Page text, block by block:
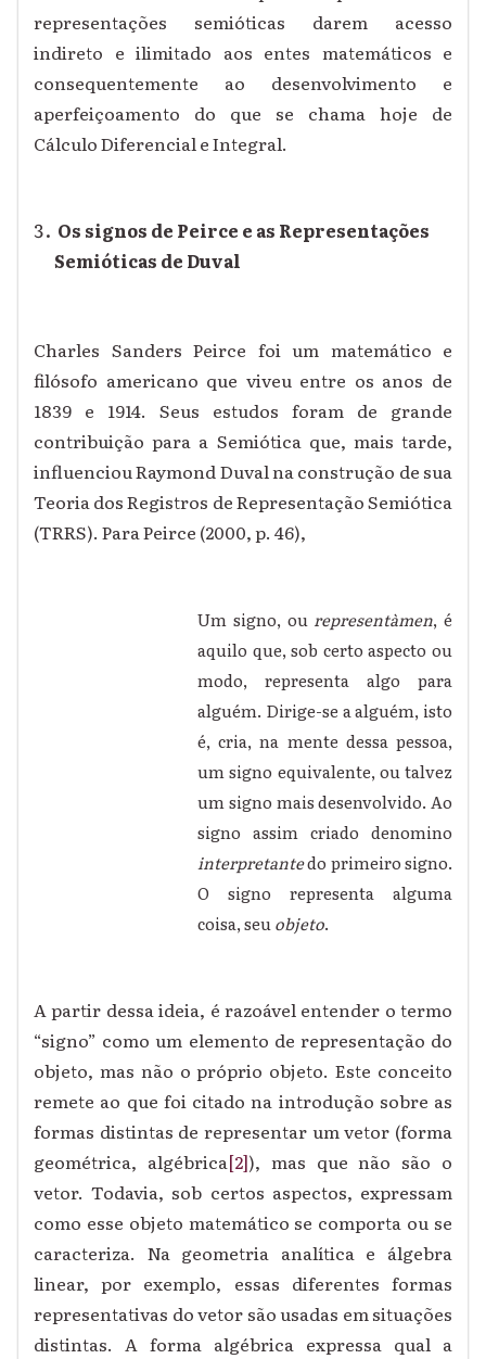
representações semióticas darem acesso
indireto e ilimitado aos entes matemáticos e
consequentemente ao desenvolvimento e
aperfeiçoamento do que se chama hoje de
Cálculo Diferencial e Integral.
Os signos de Peirce e as Representações
Semióticas de Duval
Charles Sanders Peirce foi um matemático e
filósofo americano que viveu entre os anos de
1839 e 1914. Seus estudos foram de grande
contribuição para a Semiótica que, mais tarde,
influenciou Raymond Duval na construção de sua
Teoria dos Registros de Representação Semiótica
(TRRS). Para Peirce (2000, p. 46),
Um signo, ou representàmen, é
aquilo que, sob certo aspecto ou
modo, representa algo para
alguém. Dirige-se a alguém, isto
é, cria, na mente dessa pessoa,
um signo equivalente, ou talvez
um signo mais desenvolvido. Ao
signo assim criado denomino
interpretantedo primeiro signo.
O signo representa alguma
coisa, seuobjeto.
A partir dessa ideia, é razoável entender o termo
“signo” como um elemento de representação do
objeto, mas não o próprio objeto. Este conceito
remete ao que foi citado na introdução sobre as
formas distintas de representar um vetor (forma
geométrica, algébrica[2]), mas que não são o
vetor. Todavia, sob certos aspectos, expressam
como esse objeto matemático se comporta ou se
caracteriza. Na geometria analítica e álgebra
linear, por exemplo, essas diferentes formas
representativas do vetor são usadas em situações
distintas. A forma algébrica expressa qual a